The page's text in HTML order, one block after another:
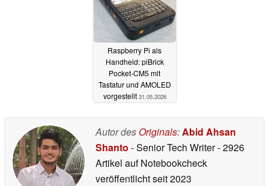
Raspberry Pi als
Handheld: piBrick
Pocket-CM5 mit
Tastatur und AMOLED
vorgestellt 31.05.2026
Autor des Originals:Abid Ahsan
Shanto - Senior Tech Writer- 2926
Artikel auf Notebookcheck
veröffentlichtseit 2023